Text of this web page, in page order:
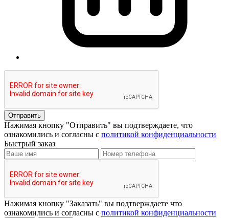
Отправить
Нажимая кнопку "Отправить" вы подтверждаете, что
ознакомились и согласны с политикой конфиденциальности
Быстрый заказ
Нажимая кнопку "Заказать" вы подтверждаете что
ознакомились и согласны с политикой конфиденциальности